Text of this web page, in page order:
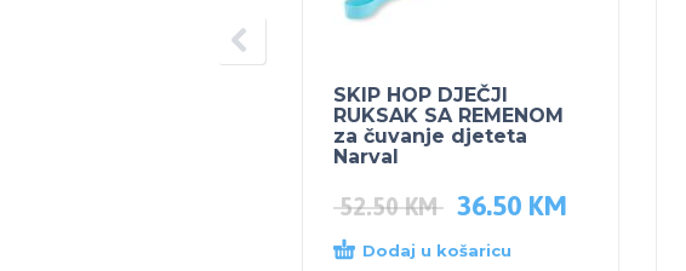
SKIP HOP DJEČJI
RUKSAK SA REMENOM
za čuvanje djeteta
Narval
52.50KM 36.50 KM
Dodaj u košaricu